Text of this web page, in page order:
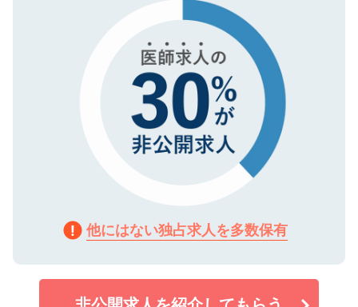
で、機密保持に関してもご安心ください。
他にはない独占求人を多数保有